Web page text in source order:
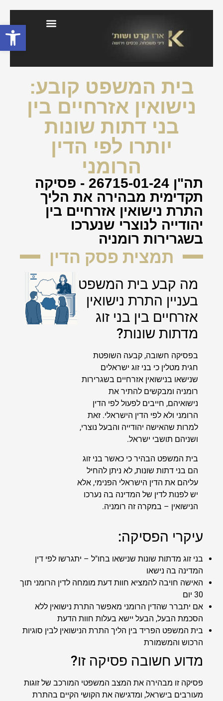
פתח
בית המשפט קובע:
נישואין אזרחיים בין
בני דתות שונות
יותרו לפי הדין
הרומני
תה"ן 26715-01-24 - פסיקה
תקדימית מבהירה את הליך
התרת נישואין אזרחיים בין
יהודייה לנוצרי שנערכו
בשגרירות רומניה
תמצית פסק הדין
מה קבע בית המשפט
בעניין התרת נישואין
אזרחיים בין בני זוג
מדתות שונות?
בפסיקה חשובה, קבעה השופטת
חגית מטלין כי בני זוג ישראלים
שנישאו בנישואין אזרחיים בשגרירות
רומניה ומבקשים להתיר את
נישואיהם, חייבים לפעול לפי הדין
הרומני ולא לפי הדין הישראלי. זאת
למרות שהאישה יהודייה והבעל נוצרי,
ושניהם תושבי ישראל.
בית המשפט הבהיר כי כאשר בני זוג
הם בני דתות שונות, לא ניתן להחיל
עליהם את הדין הישראלי הפנימי, אלא
יש לפנות לדין של המדינה בה נערכו
הנישואין – במקרה זה רומניה.
עיקרי הפסיקה:
בני זוג מדתות שונות שנישאו בחו"ל – יתגרשו לפי דין
המדינה בה נישאו
האישה חויבה להמציא חוות דעת מומחה לדין הרומני תוך
30 יום
אם יתברר שהדין הרומני מאפשר התרת נישואין ללא
הסכמת הבעל, הבעל יישא בעלות חוות הדעת
בית המשפט הפריד בין הליך התרת הנישואין לבין סוגיות
הרכוש והמשמורת
מדוע חשובה פסיקה זו?
פסיקה זו מבהירה את המצב המשפטי המורכב של זוגות
מעורבים בישראל, ומדגישה את הקושי הקיים בהתרת